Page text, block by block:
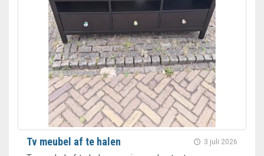
3 juli 2026
Tv meubel af te halen